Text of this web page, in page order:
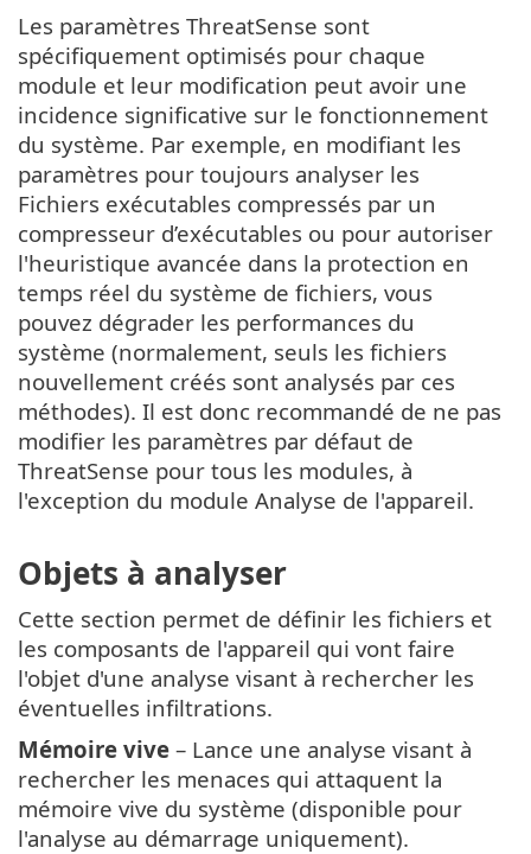
Les paramètres ThreatSense sont
spécifiquement optimisés pour chaque
module et leur modification peut avoir une
incidence significative sur le fonctionnement
du système. Par exemple, en modifiant les
paramètres pour toujours analyser les
Fichiers exécutables compressés par un
compresseur d’exécutables ou pour autoriser
l'heuristique avancée dans la protection en
temps réel du système de fichiers, vous
pouvez dégrader les performances du
système (normalement, seuls les fichiers
nouvellement créés sont analysés par ces
méthodes). Il est donc recommandé de ne pas
modifier les paramètres par défaut de
ThreatSense pour tous les modules, à
l'exception du module Analyse de l'appareil.
Objets à analyser
Cette section permet de définir les fichiers et
les composants de l'appareil qui vont faire
l'objet d'une analyse visant à rechercher les
éventuelles infiltrations.
Mémoire vive – Lance une analyse visant à
rechercher les menaces qui attaquent la
mémoire vive du système (disponible pour
l'analyse au démarrage uniquement).